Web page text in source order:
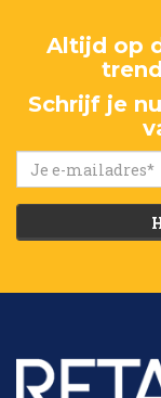
Altijd op
Schrijf je